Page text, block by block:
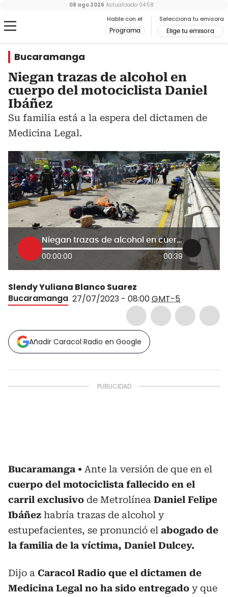
Hable con el
Programa
Selecciona tu emisora
Elige tu emisora
08 ago 2026 Actualizado 04:58
Bucaramanga
Niegan trazas de alcohol en
cuerpo del motociclista Daniel
Ibáñez
Su familia está a la espera del dictamen de
Medicina Legal.
Niegan trazas de alcohol en cuerpo del motociclista Daniel Ibáñez
00:00:00 00:39
Slendy Yuliana Blanco Suarez
Bucaramanga 27/07/2023 - 08:00GMT-5
Añadir Caracol Radio en Google
Bucaramanga
Ante la versión de que en el
cuerpo del motociclista fallecido en el
carril exclusivo de Metrolínea Daniel Felipe
Ibáñez habría trazas de alcohol y
estupefacientes, se pronunció el abogado de
la familia de la víctima, Daniel Dulcey.
Dijo a Caracol Radio que el dictamen de
Medicina Legal no ha sido entregado y que